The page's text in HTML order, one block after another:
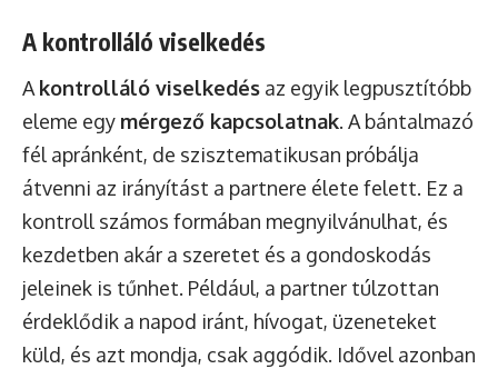
A kontrolláló viselkedés
A kontrolláló viselkedés az egyik legpusztítóbb
eleme egy mérgező kapcsolatnak. A bántalmazó
fél apránként, de szisztematikusan próbálja
átvenni az irányítást a partnere élete felett. Ez a
kontroll számos formában megnyilvánulhat, és
kezdetben akár a szeretet és a gondoskodás
jeleinek is tűnhet. Például, a partner túlzottan
érdeklődik a napod iránt, hívogat, üzeneteket
küld, és azt mondja, csak aggódik. Idővel azonban